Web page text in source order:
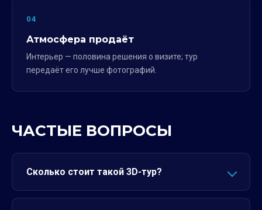
04
Атмосфера продаёт
Интерьер — половина решения о визите; тур
передаёт его лучше фотографий.
ЧАСТЫЕ ВОПРОСЫ
Сколько стоит такой 3D-тур?